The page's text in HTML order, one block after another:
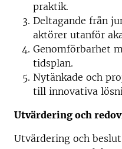
praktik.
Deltagande från
aktörer utanför
Genomförbarhet
tidsplan.
Nytänkade och
till innovativa
Utvärdering och
Utvärdering och